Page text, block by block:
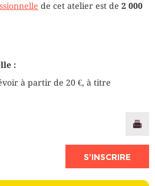
de cet atelier est de 2 000
:
à partir de 20 €, à titre
S’INSCRIRE